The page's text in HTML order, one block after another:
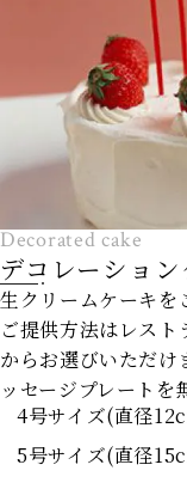
Decorated cake
デコレーション
生クリームケーキを
ご提供方法はレス
からお選びいただ
ッセージプレートを
4号サイズ(直径
5号サイズ(直径
グ